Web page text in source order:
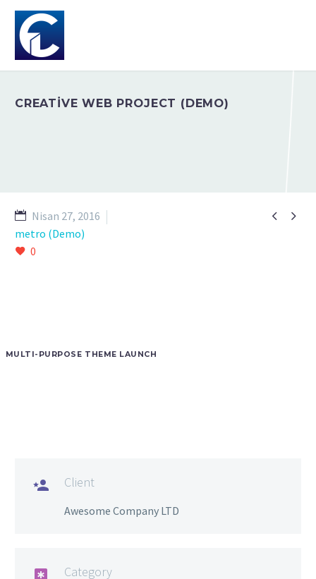
CREATIVE WEB PROJECT (DEMO)
 
Nisan 27, 2016
metro (Demo)
0
MULTI-PURPOSE THEME LAUNCH
 Client
Awesome Company LTD
 Category